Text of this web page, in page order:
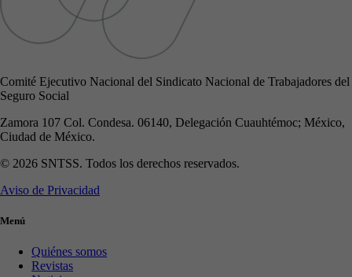
Comité Ejecutivo Nacional del Sindicato Nacional de Trabajadores del
Seguro Social
Zamora 107 Col. Condesa. 06140, Delegación Cuauhtémoc; México,
Ciudad de México.
© 2026 SNTSS. Todos los derechos reservados.
Aviso de Privacidad
Menú
Quiénes somos
Revistas